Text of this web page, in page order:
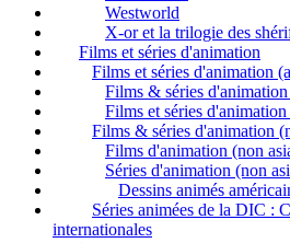
Westworld
X-or et la trilogie des
Films et séries d'animation
Films et séries d'animation
Films & séries
Films et séries
Films & séries d'animation
Films d'animation (non
Séries d'animation (non
Dessins animés
Séries animées de la DIC :
internationales